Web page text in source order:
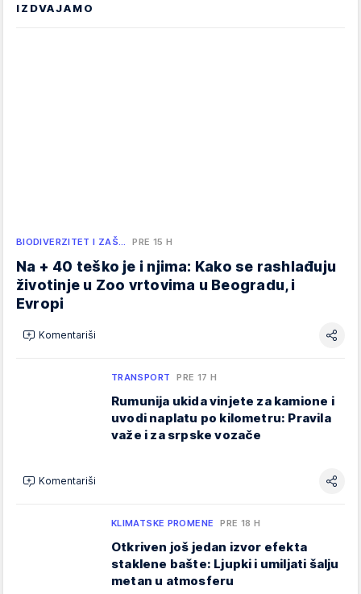
IZDVAJAMO
BIODIVERZITET I ZAŠ… PRE 15 H
Na + 40 teško je i njima: Kako se rashlađuju
životinje u Zoo vrtovima u Beogradu, i
Evropi
Komentariši
TRANSPORT PRE 17 H
Rumunija ukida vinjete za kamione i
uvodi naplatu po kilometru: Pravila
važe i za srpske vozače
Komentariši
KLIMATSKE PROMENE PRE 18 H
Otkriven još jedan izvor efekta
staklene bašte: Ljupki i umiljati šalju
metan u atmosferu